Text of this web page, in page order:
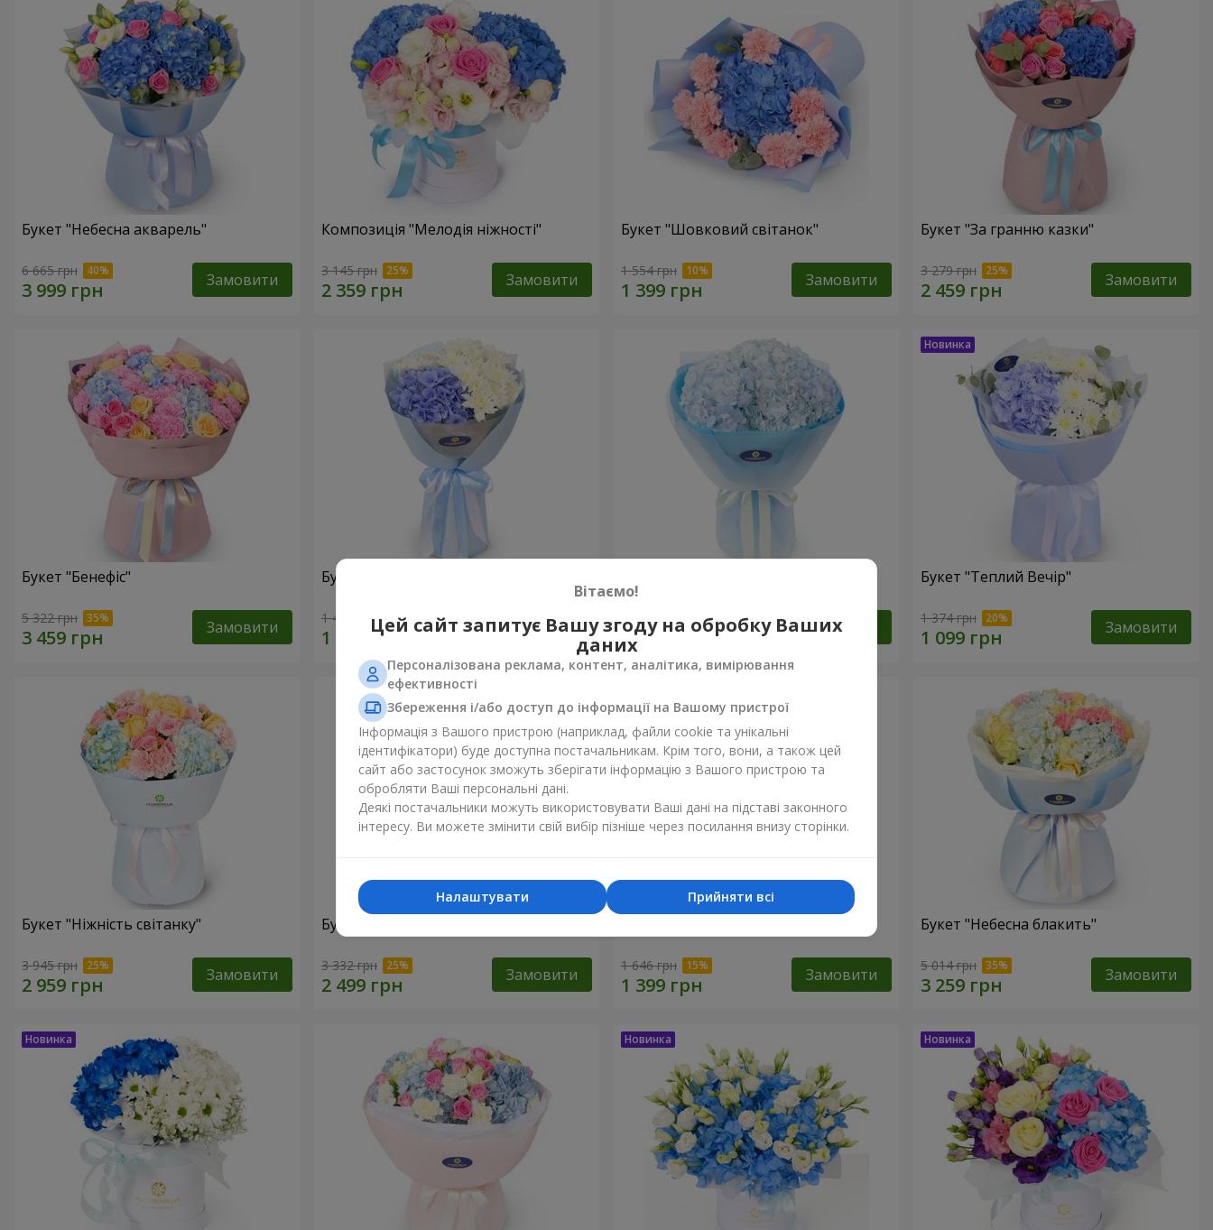
Букет "Небесна акварель"
6 665 грн Замовити
Композиція "Мелодія ніжності"
3 145 грн Замовити
Букет "Шовковий світанок"
1 554 грн Замовити
Букет "За гранню казки"
3 279 грн Замовити
Букет "Бенефіс"
5 322 грн Замовити
Букет "Радість моя"
1 411 грн Замовити 2 999 грн Замовити
Букет "Теплий Вечір"
1 374 грн Замовити
Букет "Ніжність світанку"
3 945 грн Замовити
Букет "Натхнення синяви"
3 332 грн Замовити 1 646 грн Замовити
Букет "Небесна блакить"
5 014 грн Замовити
Вітаємо!
Цей сайт запитує Вашу згоду на обробку Ваших
даних
Персоналізована реклама, контент, аналітика, вимірювання
ефективності
Збереження і/або доступ до інформації на Вашому пристрої
Інформація з Вашого пристрою (наприклад, файли cookie та унікальні
ідентифікатори) буде доступна постачальникам. Крім того, вони, а також цей
сайт або застосунок зможуть зберігати інформацію з Вашого пристрою та
обробляти Ваші персональні дані.
Деякі постачальники можуть використовувати Ваші дані на підставі законного
інтересу. Ви можете змінити свій вибір пізніше через посилання внизу сторінки.
Прийняти всі
Налаштувати